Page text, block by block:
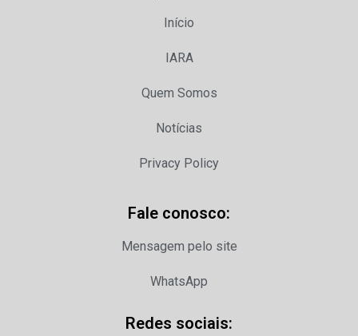
Início
IARA
Quem Somos
Notícias
Privacy Policy
Fale conosco:
Mensagem pelo site
WhatsApp
Redes sociais: